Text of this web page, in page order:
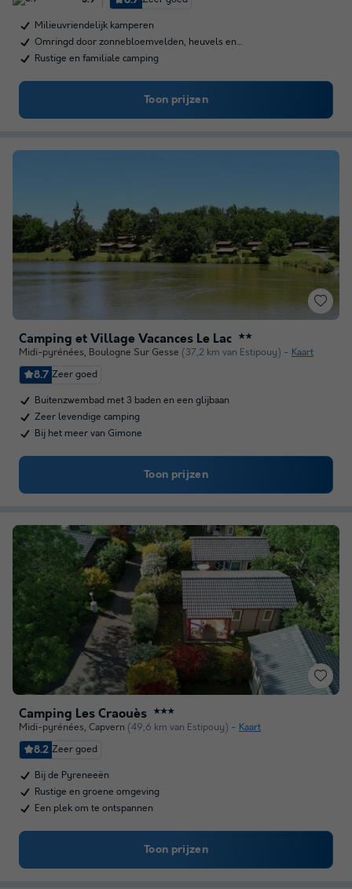
Milieuvriendelijk kamperen
Omringd door zonnebloemvelden, heuvels en…
Rustige en familiale camping
Toon prijzen
Camping et Village Vacances Le Lac ★★
Midi-pyrénées, Boulogne Sur Gesse (37,2 km van Estipouy) Kaart
8.7 Zeer goed
Buitenzwembad met 3 baden en een glijbaan
Zeer levendige camping
Bij het meer van Gimone
Toon prijzen
Camping Les Craouès ★★★
Midi-pyrénées, Capvern (49,6 km van Estipouy) Kaart
8.2 Zeer goed
Bij de Pyreneeën
Rustige en groene omgeving
Een plek om te ontspannen
Toon prijzen